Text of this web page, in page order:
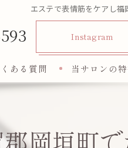
エステで表情筋をケアし
Instagram
ある質問 当サロンの
フェイシャル
岡垣町